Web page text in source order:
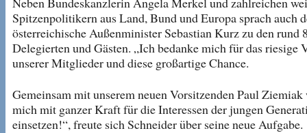
Spitzenpolitikern aus Land, Bund und Europa sprach auch
österreichische Außenminister Sebastian Kurz zu den rund
Delegierten und Gästen. „Ich bedanke mich für das riesige
unserer Mitglieder und diese großartige Chance.
Gemeinsam mit unserem neuen Vorsitzenden Paul Ziemiak
mich mit ganzer Kraft für die Interessen der jungen
einsetzen!“, freute sich Schneider über seine neue Aufgabe.